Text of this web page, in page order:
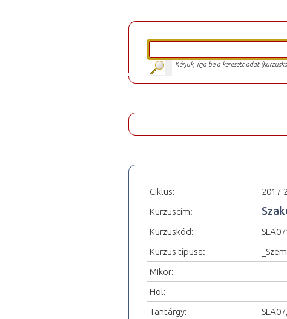
Kérjük, írja be a keresett adat
Ciklus:
2017-
Kurzuscím:
Kurzuskód:
Kurzus típusa:
Mikor:
Hol:
Tantárgy: